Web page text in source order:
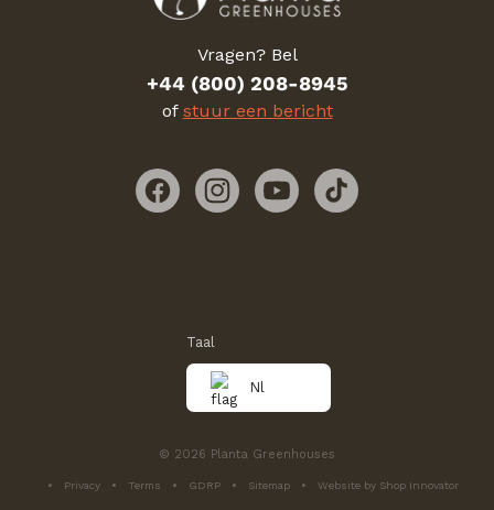
Vragen? Bel
+44 (800) 208-8945
of stuur een bericht
FacebookInstagramYouTubeTikTok
Taal
Nl
© 2026 Planta Greenhouses
Privacy Terms GDRP Sitemap Website by Shop Innovator